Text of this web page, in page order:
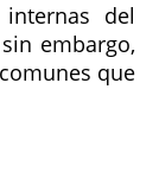
del
embargo,
que